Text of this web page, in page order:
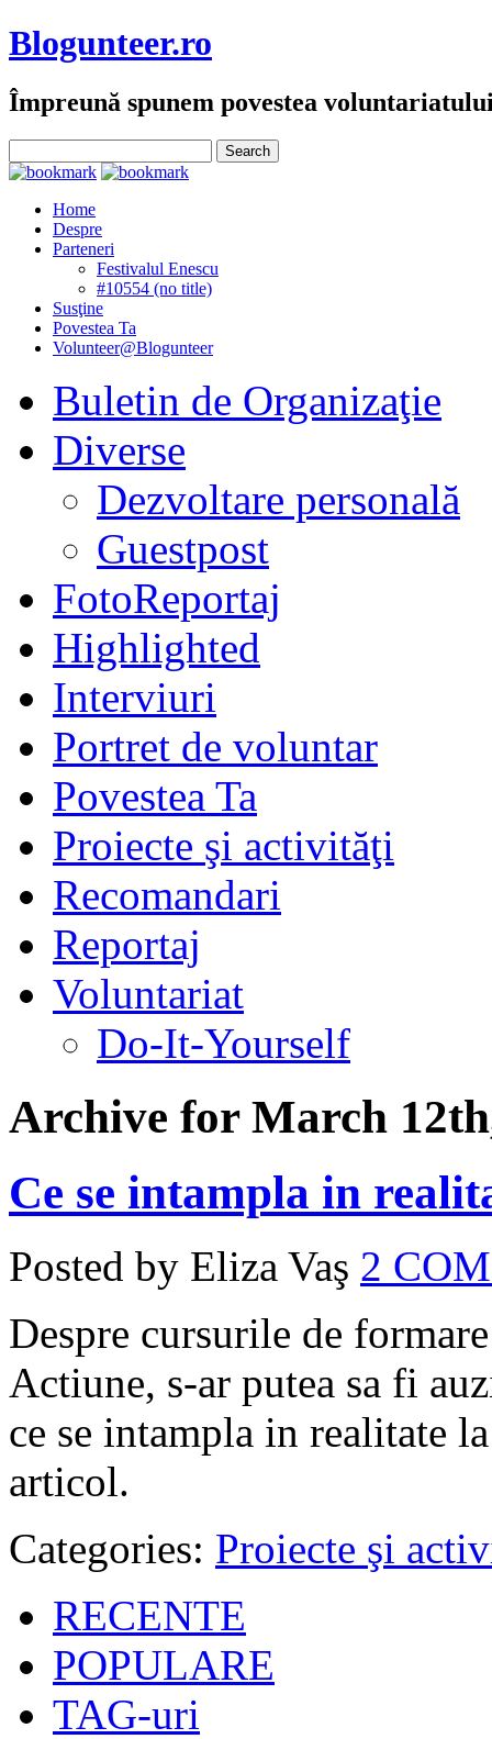
Blogunteer.ro
Împreună spunem povestea
Home
Despre
Parteneri
Festivalul Enescu
#10554 (no title)
Susţine
Povestea Ta
Volunteer@Blogunteer
Buletin de Organizaţie
Diverse
Dezvoltare personală
Guestpost
FotoReportaj
Highlighted
Interviuri
Portret de voluntar
Povestea Ta
Proiecte şi activităţi
Recomandari
Reportaj
Voluntariat
Do-It-Yourself
Archive for March
Ce se intampla in
Posted by Eliza Vaş 2
Despre cursurile de
Actiune, s-ar putea sa fi
ce se intampla in realitate
articol.
Categories: Proiecte şi
RECENTE
POPULARE
TAG-uri